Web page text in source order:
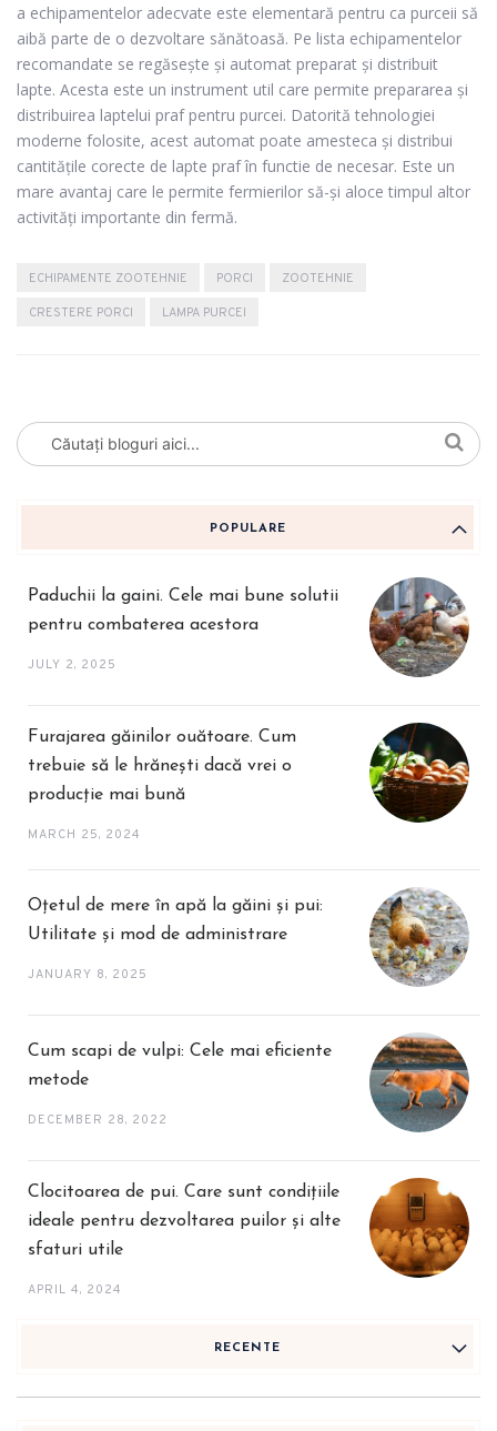
a echipamentelor adecvate este elementară pentru ca purceii să
aibă parte de o dezvoltare sănătoasă. Pe lista echipamentelor
recomandate se regăsește și automat preparat și distribuit
lapte. Acesta este un instrument util care permite prepararea și
distribuirea laptelui praf pentru purcei. Datorită tehnologiei
moderne folosite, acest automat poate amesteca și distribui
cantitățile corecte de lapte praf în functie de necesar. Este un
mare avantaj care le permite fermierilor să-și aloce timpul altor
activități importante din fermă.
ECHIPAMENTE ZOOTEHNIE PORCI ZOOTEHNIE
CRESTERE PORCI LAMPA PURCEI
POPULARE
Paduchii la gaini. Cele mai bune solutii
pentru combaterea acestora
JULY 2, 2025
Furajarea găinilor ouătoare. Cum
trebuie să le hrănești dacă vrei o
producție mai bună
MARCH 25, 2024
Oțetul de mere în apă la găini și pui:
Utilitate și mod de administrare
JANUARY 8, 2025
Cum scapi de vulpi: Cele mai eficiente
metode
DECEMBER 28, 2022
Clocitoarea de pui. Care sunt condițiile
ideale pentru dezvoltarea puilor și alte
sfaturi utile
APRIL 4, 2024
RECENTE